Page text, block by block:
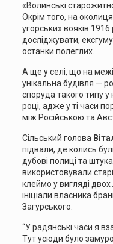
«Волинські
Окрім того, на
угорських вояків
досліджувати,
останки полеглих.
А ще у селі, що на
унікальна будівля —
споруда такого типу у
році, адже у ті часи
між Російською та
Сільський голова
підвали, де колись
дубові полиці та
використовували
клеймо у вигляді двох
ініціали власника
Загурського.
“У радянські часи я
Тут усюди було